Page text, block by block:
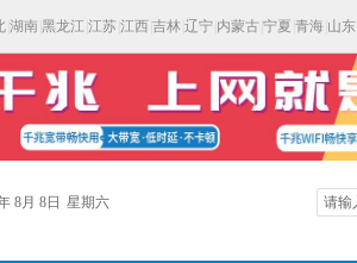
湖南 黑龙江 江苏 江西 吉林 辽宁 内蒙古 宁夏 青海 山东
8月 8日 星期六